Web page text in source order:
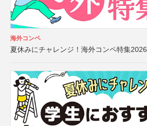
海外コンペ
夏休みにチャレンジ！海外コンペ特集2026